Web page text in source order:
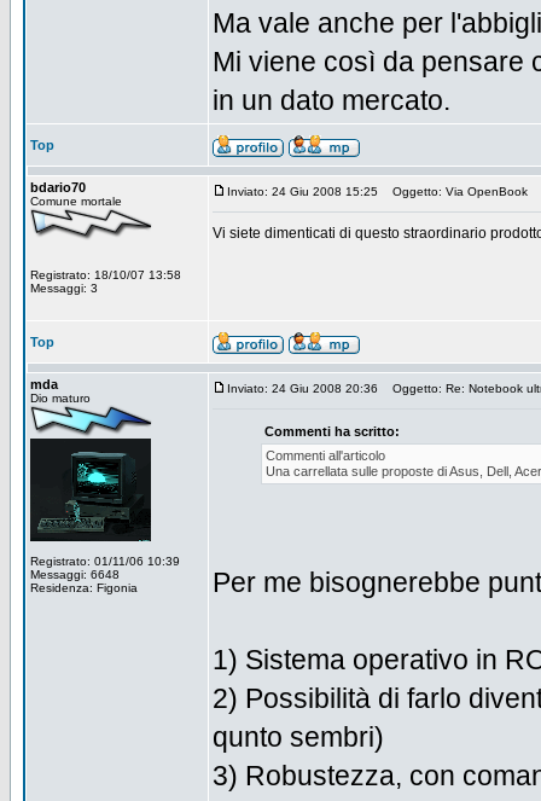
Ma vale anche per
Mi viene così da pensare
in un dato mercato.
Top
bdario70
Comune mortale
Registrato: 18/10/07 13:58
Messaggi: 3
Inviato: 24 Giu 2008 15:25 Oggetto: Via OpenBook
Vi siete dimenticati di questo straordinario
Top
mda
Dio maturo
Registrato: 01/11/06 10:39
Messaggi: 6648
Residenza: Figonia
Inviato: 24 Giu 2008 20:36 Oggetto: Re: Notebook
Commenti ha scritto:
Commenti all'articolo
Una carrellata sulle proposte di Asus, Dell,
Per me bisognerebbe
1) Sistema operativo in
2) Possibilità di farlo
qunto sembri)
3) Robustezza, con